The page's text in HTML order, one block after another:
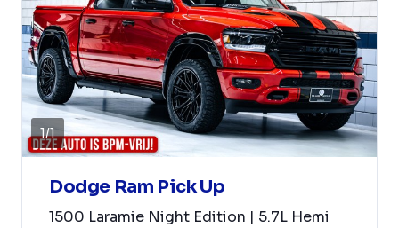
1/1
Dodge Ram Pick Up
1500 Laramie Night Edition | 5.7L Hemi